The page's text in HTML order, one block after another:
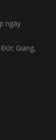
ngày
Giang,